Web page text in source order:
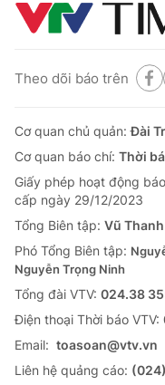
Theo dõi báo trên
Cơ quan chủ quản:Đài
Cơ quan báo chí: Thời
Giấy phép hoạt động
cấp ngày 29/12/2023
Tổng Biên tập: Vũ
Phó Tổng Biên tập:
Nguyễn Trọng Ninh
Tổng đài VTV: 024.38
Ðiện thoại Thời báo VTV:
Email: toasoan@vtv.vn
Liên hệ quảng cáo: